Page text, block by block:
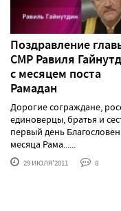
Поздравление
СМР Равиля
с месяцем поста
Рамадан
Дорогие сограждане,
единоверцы, братья и
первый день
месяца Рама......
29 ИЮЛЯ'2011 8